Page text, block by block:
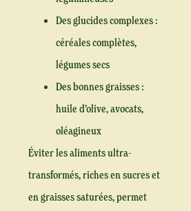
Des glucides complexes :
céréales complètes,
légumes secs
Des bonnes graisses :
huile d’olive, avocats,
oléagineux
Éviter les aliments ultra-
transformés, riches en sucres et
en graisses saturées, permet